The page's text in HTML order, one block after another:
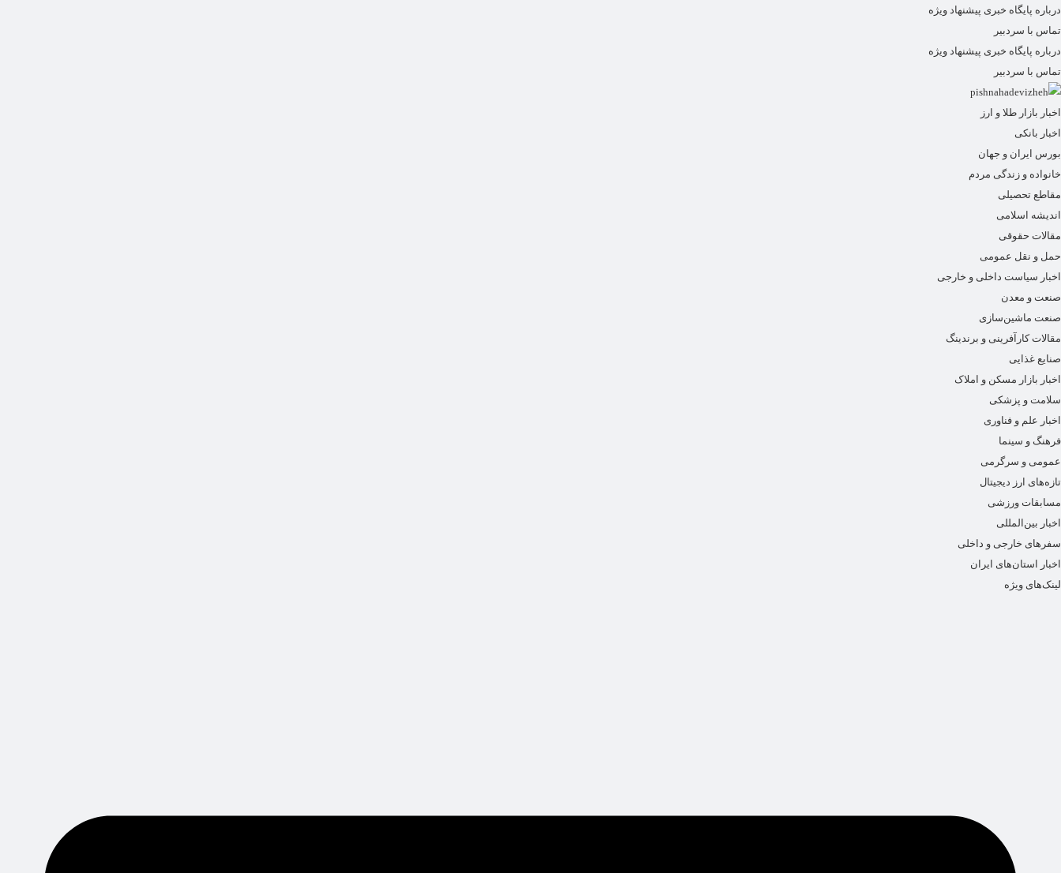
درباره پایگاه خبری پیشنهاد ویژه
تماس با سردبیر
درباره پایگاه خبری پیشنهاد ویژه
تماس با سردبیر
اخبار بازار طلا و ارز
اخبار بانکی
بورس ایران و جهان
خانواده و زندگی مردم
مقاطع تحصیلی
اندیشه اسلامی
مقالات حقوقی
حمل و نقل عمومی
اخبار سیاست داخلی و خارجی
صنعت و معدن
صنعت ماشین‌سازی
مقالات کارآفرینی و برندینگ
صنایع غذایی
اخبار بازار مسکن و املاک
سلامت و پزشکی
اخبار علم و فناوری
فرهنگ و سینما
عمومی و سرگرمی
تازه‌های ارز دیجیتال
مسابقات ورزشی
اخبار بین‌المللی
سفرهای خارجی و داخلی
اخبار استان‌های ایران
لینک‌های ویژه